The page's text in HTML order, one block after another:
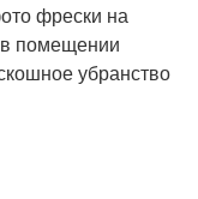
фрески на
помещении
убранство